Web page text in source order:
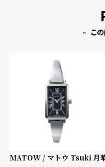
こ
MATOW / マトウ Tsuki 月